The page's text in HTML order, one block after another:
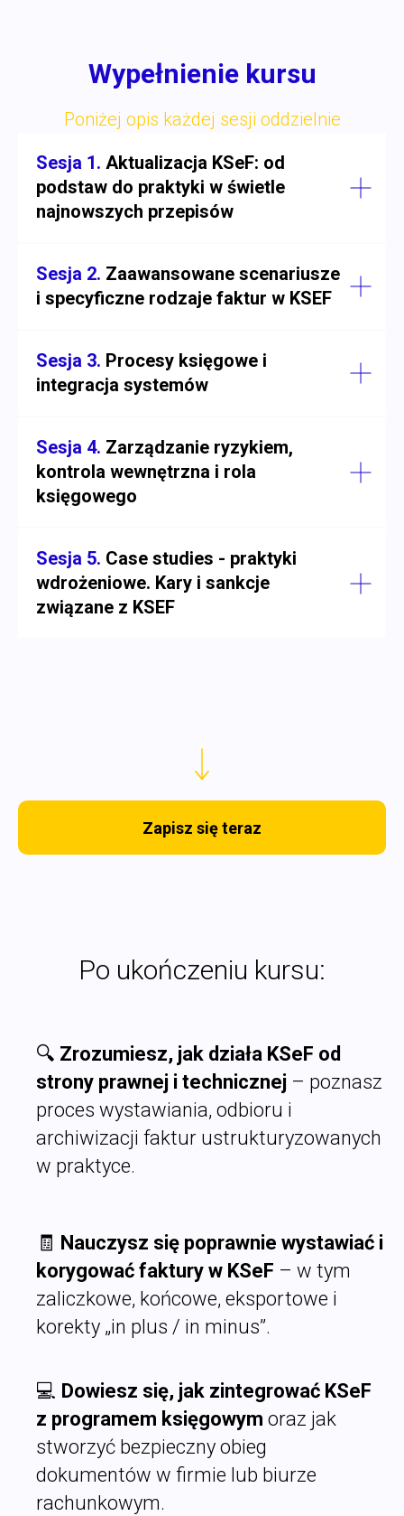
Wypełnienie kursu
Poniżej opis każdej sesji oddzielnie
Sesja 1. Aktualizacja KSeF: od
podstaw do praktyki w świetle
najnowszych przepisów
Sesja 2. Zaawansowane scenariusze
i specyficzne rodzaje faktur w KSEF
Sesja 3. Procesy księgowe i
integracja systemów
Sesja 4. Zarządzanie ryzykiem,
kontrola wewnętrzna i rola
księgowego
Sesja 5. Case studies - praktyki
wdrożeniowe. Kary i sankcje
związane z KSEF
Zapisz się teraz
Po ukończeniu kursu:
🔍 Zrozumiesz, jak działa KSeF od
strony prawnej i technicznej – poznasz
proces wystawiania, odbioru i
archiwizacji faktur ustrukturyzowanych
w praktyce.
🧾 Nauczysz się poprawnie wystawiać i
korygować faktury w KSeF – w tym
zaliczkowe, końcowe, eksportowe i
korekty „in plus / in minus”.
💻 Dowiesz się, jak zintegrować KSeF
z programem księgowym oraz jak
stworzyć bezpieczny obieg
dokumentów w firmie lub biurze
rachunkowym.